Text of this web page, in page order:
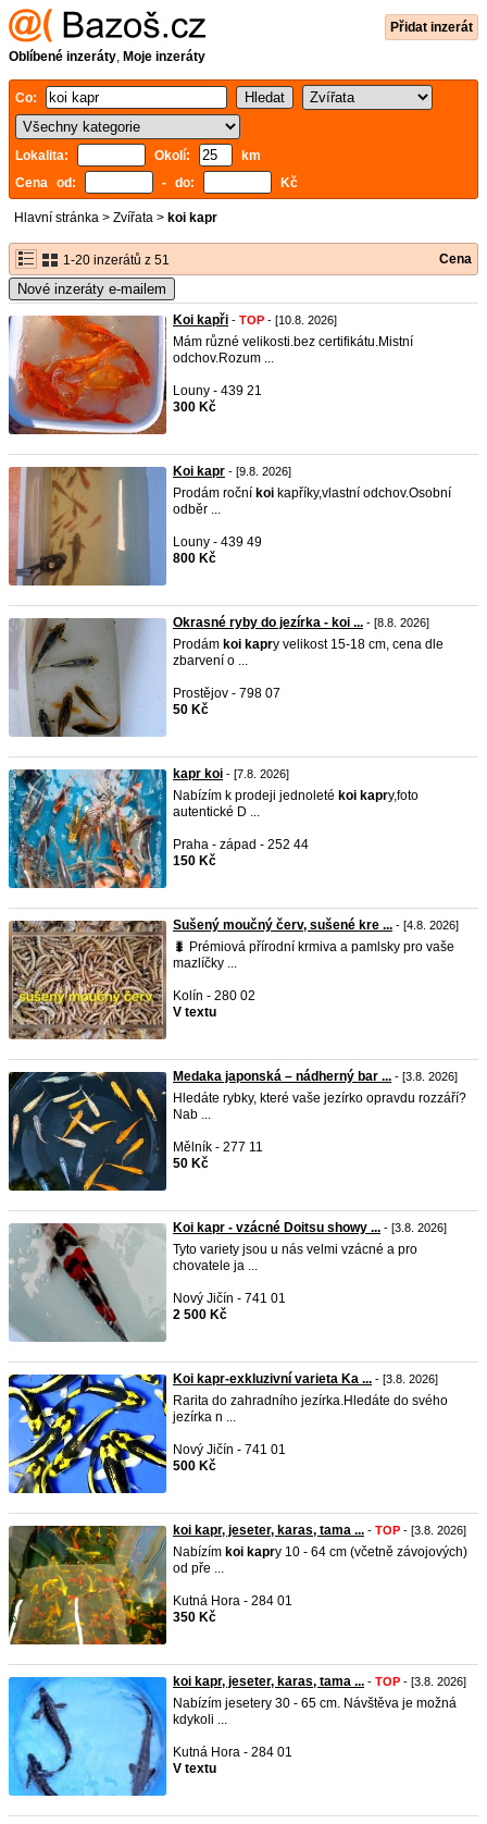
Přidat inzerát
Oblíbené inzeráty, Moje inzeráty
Co:
Lokalita: Okolí:
km
Cena od:
- do: Kč
Hlavní stránka > Zvířata > koi kapr
1-20 inzerátů z 51 Cena
Nové inzeráty e-mailem
Koi kapři - TOP - [10.8. 2026]
Mám různé velikosti.bez certifikátu.Mistní
odchov.Rozum ...
Louny - 439 21
300 Kč
Koi kapr - [9.8. 2026]
Prodám roční koi kapříky,vlastní odchov.Osobní
odběr ...
Louny - 439 49
800 Kč
Okrasné ryby do jezírka - koi ... - [8.8. 2026]
Prodám koi kapry velikost 15-18 cm, cena dle
zbarvení o ...
Prostějov - 798 07
50 Kč
kapr koi - [7.8. 2026]
Nabízím k prodeji jednoleté koi kapry,foto
autentické D ...
Praha - západ - 252 44
150 Kč
Sušený moučný červ, sušené kre ... - [4.8. 2026]
​🐛 Prémiová přírodní krmiva a pamlsky pro vaše
mazlíčky ...
Kolín - 280 02
V textu
Medaka japonská – nádherný bar ... - [3.8. 2026]
Hledáte rybky, které vaše jezírko opravdu rozzáří?
Nab ...
Mělník - 277 11
50 Kč
Koi kapr - vzácné Doitsu showy ... - [3.8. 2026]
Tyto variety jsou u nás velmi vzácné a pro
chovatele ja ...
Nový Jičín - 741 01
2 500 Kč
Koi kapr-exkluzivní varieta Ka ... - [3.8. 2026]
Rarita do zahradního jezírka.Hledáte do svého
jezírka n ...
Nový Jičín - 741 01
500 Kč
koi kapr, jeseter, karas, tama ... - TOP - [3.8. 2026]
Nabízím koi kapry 10 - 64 cm (včetně závojových)
od pře ...
Kutná Hora - 284 01
350 Kč
koi kapr, jeseter, karas, tama ... - TOP - [3.8. 2026]
Nabízím jesetery 30 - 65 cm. Návštěva je možná
kdykoli ...
Kutná Hora - 284 01
V textu